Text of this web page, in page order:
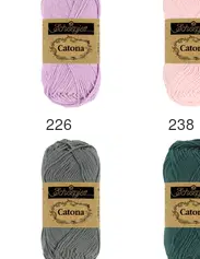
226 238